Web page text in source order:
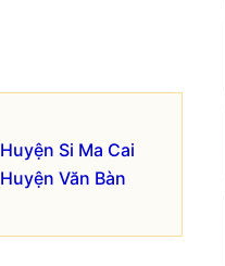
Huyện Si Ma Cai
Huyện Văn Bàn